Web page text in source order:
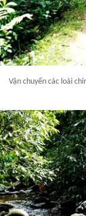
Vận chuyển các loài